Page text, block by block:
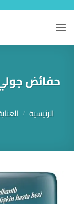
حفائض
الرئيسية /